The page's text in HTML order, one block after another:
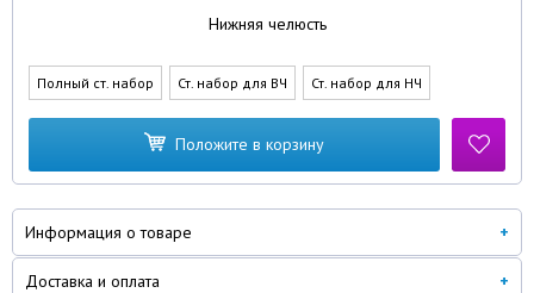
Нижняя челюсть
Полный ст. набор Ст. набор для ВЧ Ст. набор для НЧ
Положите в корзину
Информация о товаре
Доставка и оплата